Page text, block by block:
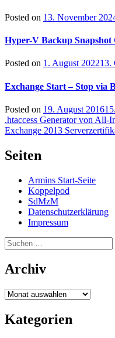
Posted on 13. November
Hyper-V Backup Snapshot
Posted on 1. August 202213.
Exchange Start – Stop via
Posted on 19. August 2016
.htaccess Generator von All-
Exchange 2013
Seiten
Armins Start-Seite
Koppelpod
SdMzM
Datenschutzerklärung
Impressum
Suchen
nach:
Archiv
Archiv
Kategorien